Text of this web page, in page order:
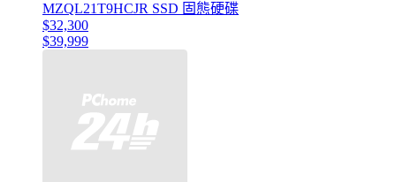
MZQL21T9HCJR SSD 固態硬碟
$32,300
$39,999